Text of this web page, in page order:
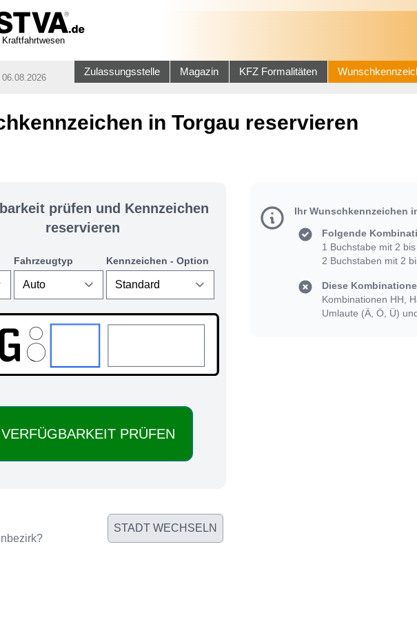
Zulassungsstelle Magazin KFZ Formalitäten
in Torgau reservieren
prüfen und Kennzeichen
reservieren
Fahrzeugtyp Kennzeichen - Option
STADT WECHSELN
Ihr Wunschkennzeichen
Folgende
1 Buchstabe mit 2
2 Buchstaben mit 2
Diese
Kombinationen HH,
Umlaute (Ä, Ö, Ü)